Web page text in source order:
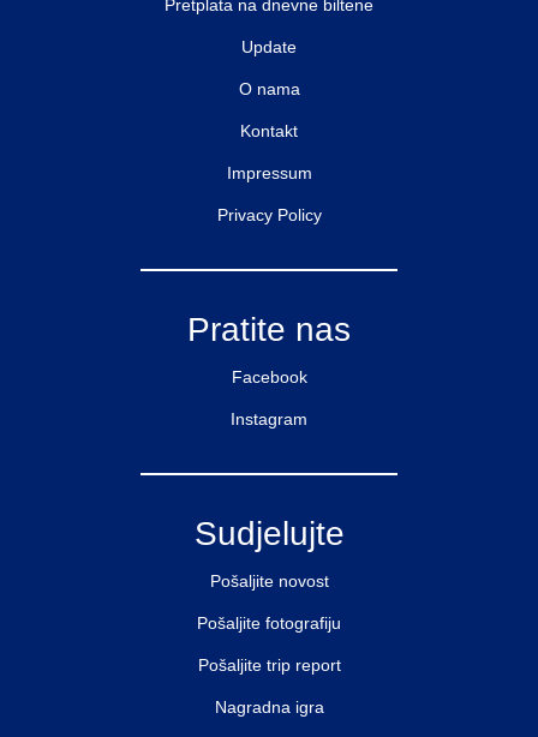
Pretplata na dnevne biltene
Update
O nama
Kontakt
Impressum
Privacy Policy
Pratite nas
Facebook
Instagram
Sudjelujte
Pošaljite novost
Pošaljite fotografiju
Pošaljite trip report
Nagradna igra